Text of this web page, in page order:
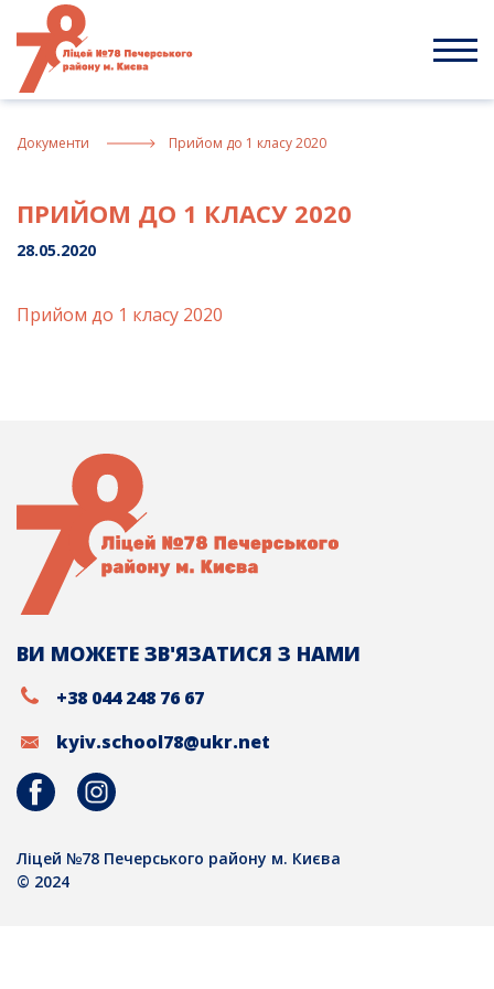
content
Документи Прийом до 1 класу 2020
ПРИЙОМ ДО 1 КЛАСУ 2020
28.05.2020
Прийом до 1 класу 2020
ВИ МОЖЕТЕ ЗВ'ЯЗАТИСЯ З НАМИ
+38 044 248 76 67
kyiv.school78@ukr.net
Ліцей №78 Печерського району м. Києва
© 2024